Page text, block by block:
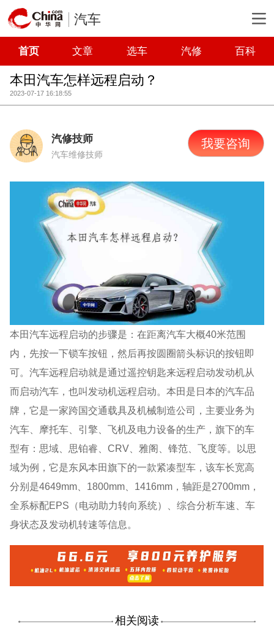
汽车
首页 文章 选车 汽修 百科
本田汽车怎样远程启动？
2023-07-17 16:18:55
汽修技师
汽车维修技师
我要咨询
本田汽车远程启动的步骤是：在距离汽车大概40米范围
内，先按一下锁车按钮，然后再按圆圈箭头标识的按钮即
可。汽车远程启动就是通过遥控钥匙来远程启动发动机从
而启动汽车，也叫发动机远程启动。本田是日本的汽车品
牌，它是一家跨国交通载具及机械制造公司，主要业务为
汽车、摩托车、引擎、飞机及电力设备的生产，旗下的车
型有：思域、思铂睿、CRV、雅阁、锋范、飞度等。以思
域为例，它是东风本田旗下的一款紧凑型车，该车长宽高
分别是4649mm、1800mm、1416mm，轴距是2700mm，
全系标配EPS（电动助力转向系统）、综合分析车速、车
身状态及发动机转速等信息。
相关阅读